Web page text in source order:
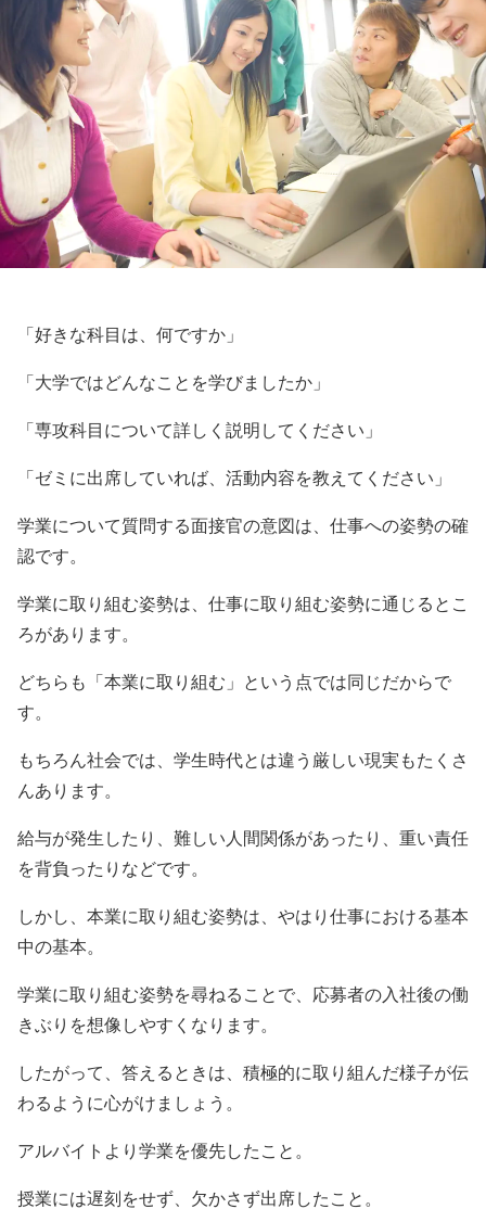
「好きな科目は、何ですか」
「大学ではどんなことを学びましたか」
「専攻科目について詳しく説明してください」
「ゼミに出席していれば、活動内容を教えてください」
学業について質問する面接官の意図は、仕事への姿勢の確
認です。
学業に取り組む姿勢は、仕事に取り組む姿勢に通じるとこ
ろがあります。
どちらも「本業に取り組む」という点では同じだからで
す。
もちろん社会では、学生時代とは違う厳しい現実もたくさ
んあります。
給与が発生したり、難しい人間関係があったり、重い責任
を背負ったりなどです。
しかし、本業に取り組む姿勢は、やはり仕事における基本
中の基本。
学業に取り組む姿勢を尋ねることで、応募者の入社後の働
きぶりを想像しやすくなります。
したがって、答えるときは、積極的に取り組んだ様子が伝
わるように心がけましょう。
アルバイトより学業を優先したこと。
授業には遅刻をせず、欠かさず出席したこと。